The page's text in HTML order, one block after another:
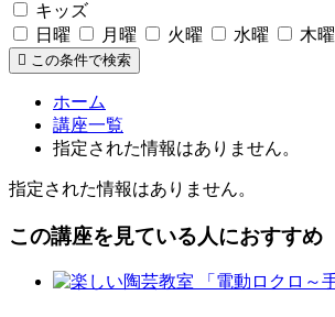
キッズ
日曜
月曜 火曜 水曜 木曜
この条件で検索
ホーム
講座一覧
指定された情報はありません。
指定された情報はありません。
この講座を見ている人におすすめ